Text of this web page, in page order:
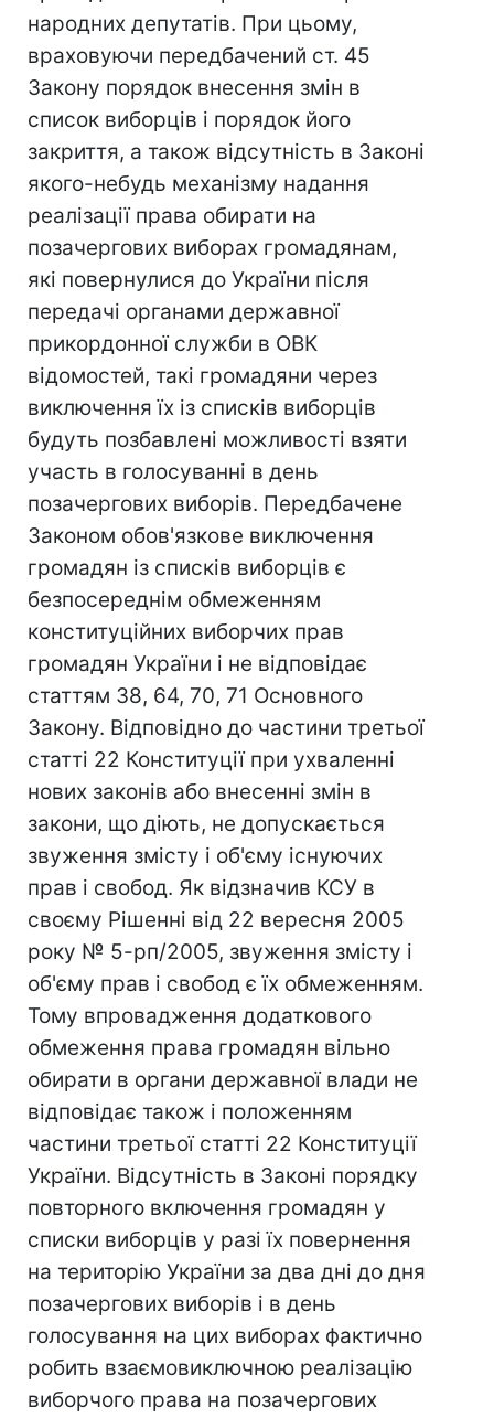
народних депутатів. При цьому,
враховуючи передбачений ст. 45
Закону порядок внесення змін в
список виборців і порядок його
закриття, а також відсутність в Законі
якого-небудь механізму надання
реалізації права обирати на
позачергових виборах громадянам,
які повернулися до України після
передачі органами державної
прикордонної служби в ОВК
відомостей, такі громадяни через
виключення їх із списків виборців
будуть позбавлені можливості взяти
участь в голосуванні в день
позачергових виборів. Передбачене
Законом обов'язкове виключення
громадян із списків виборців є
безпосереднім обмеженням
конституційних виборчих прав
громадян України і не відповідає
статтям 38, 64, 70, 71 Основного
Закону. Відповідно до частини третьої
статті 22 Конституції при ухваленні
нових законів або внесенні змін в
закони, що діють, не допускається
звуження змісту і об'єму існуючих
прав і свобод. Як відзначив КСУ в
своєму Рішенні від 22 вересня 2005
року № 5-рп/2005, звуження змісту і
об'єму прав і свобод є їх обмеженням.
Тому впровадження додаткового
обмеження права громадян вільно
обирати в органи державної влади не
відповідає також і положенням
частини третьої статті 22 Конституції
України. Відсутність в Законі порядку
повторного включення громадян у
списки виборців у разі їх повернення
на територію України за два дні до дня
позачергових виборів і в день
голосування на цих виборах фактично
робить взаємовиключною реалізацію
виборчого права на позачергових